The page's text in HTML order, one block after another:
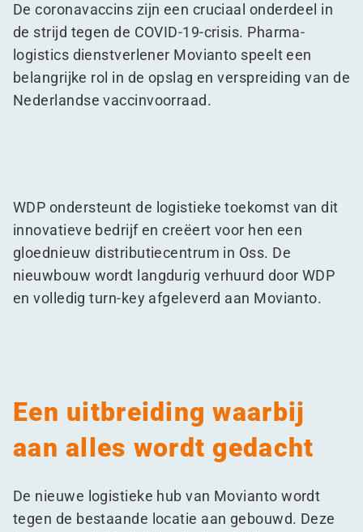
De coronavaccins zijn een cruciaal onderdeel in
de strijd tegen de COVID-19-crisis. Pharma-
logistics dienstverlener Movianto speelt een
belangrijke rol in de opslag en verspreiding van de
Nederlandse vaccinvoorraad.
WDP ondersteunt de logistieke toekomst van dit
innovatieve bedrijf en creëert voor hen een
gloednieuw distributiecentrum in Oss. De
nieuwbouw wordt langdurig verhuurd door WDP
en volledig turn-key afgeleverd aan Movianto.
Een uitbreiding waarbij
aan alles wordt gedacht
De nieuwe logistieke hub van Movianto wordt
tegen de bestaande locatie aan gebouwd. Deze